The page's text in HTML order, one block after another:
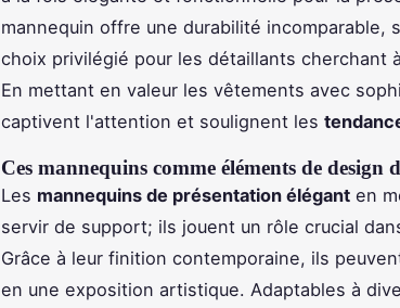
mannequin offre une durabilité incomparable,
choix privilégié pour les détaillants cherchant
En mettant en valeur les vêtements avec
captivent l'attention et soulignent les
Ces mannequins comme éléments de design
Les mannequins de présentation élégant en
servir de support; ils jouent un rôle crucial
Grâce à leur finition contemporaine, ils
en une exposition artistique. Adaptables à